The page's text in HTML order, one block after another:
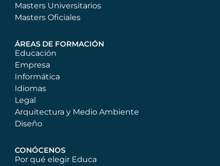
Masters Universitarios
Masters Oficiales
ÁREAS DE FORMACIÓN
Educación
Empresa
Informática
Idiomas
Legal
Arquitectura y Medio Ambiente
Diseño
CONÓCENOS
Por qué elegir Educa